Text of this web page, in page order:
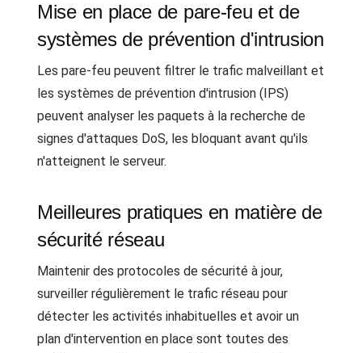
Mise en place de pare-feu et de
systèmes de prévention d'intrusion
Les pare-feu peuvent filtrer le trafic malveillant et
les systèmes de prévention d'intrusion (IPS)
peuvent analyser les paquets à la recherche de
signes d'attaques DoS, les bloquant avant qu'ils
n'atteignent le serveur.
Meilleures pratiques en matière de
sécurité réseau
Maintenir des protocoles de sécurité à jour,
surveiller régulièrement le trafic réseau pour
détecter les activités inhabituelles et avoir un
plan d'intervention en place sont toutes des